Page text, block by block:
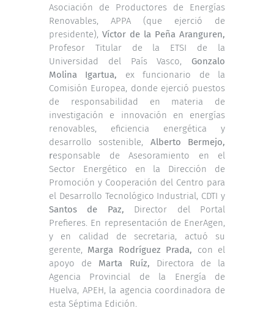
Asociación de Productores de Energías
Renovables, APPA (que ejerció de
presidente), Víctor de la Peña Aranguren,
Profesor Titular de la ETSI de la
Universidad del País Vasco, Gonzalo
Molina Igartua, ex funcionario de la
Comisión Europea, donde ejerció puestos
de responsabilidad en materia de
investigación e innovación en energías
renovables, eficiencia energética y
desarrollo sostenible, Alberto Bermejo,
responsable de Asesoramiento en el
Sector Energético en la Dirección de
Promoción y Cooperación del Centro para
el Desarrollo Tecnológico Industrial, CDTI y
Santos de Paz, Director del Portal
Prefieres. En representación de EnerAgen,
y en calidad de secretaria, actuó su
gerente, Marga Rodríguez Prada, con el
apoyo de Marta Ruíz, Directora de la
Agencia Provincial de la Energía de
Huelva, APEH, la agencia coordinadora de
esta Séptima Edición.